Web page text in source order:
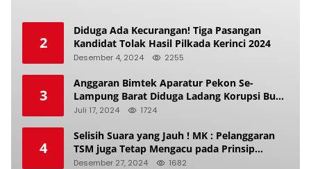
2
Diduga Ada Kecurangan! Tiga Pasangan
Kandidat Tolak Hasil Pilkada Kerinci 2024
Desember 4, 2024 2255
3
Anggaran Bimtek Aparatur Pekon Se-
Lampung Barat Diduga Ladang Korupsi Buat
Makan Anak Istri
Juli 17, 2024 1724
4
Selisih Suara yang Jauh ! MK : Pelanggaran
TSM juga Tetap Mengacu pada Prinsip
Keadilan Pemilu
Desember 27, 2024 1682